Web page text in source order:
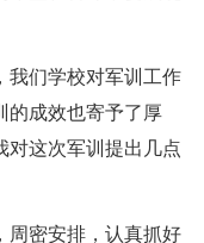
我们学校对军训工作
的成效也寄予了厚
对这次军训提出几点
周密安排，认真抓好